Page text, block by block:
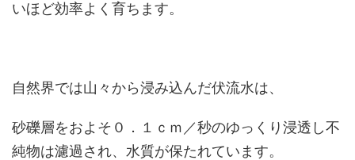
いほど効率よく育ちます。
自然界では山々から浸み込んだ伏流水は、
砂礫層をおよそ０．１ｃｍ／秒のゆっくり浸透し不
純物は濾過され、水質が保たれています。